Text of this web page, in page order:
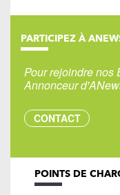
PARTICIPEZ À
Pour rejoindre nos
Annonceur
CONTACT
POINTS DE